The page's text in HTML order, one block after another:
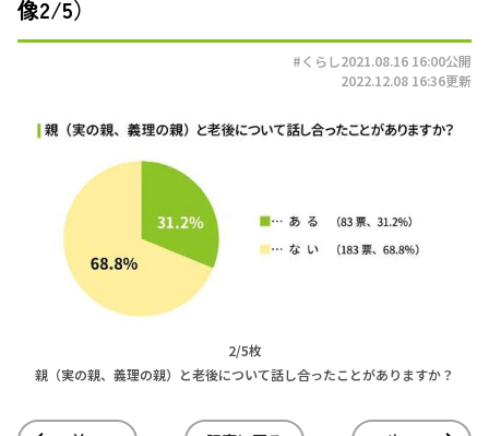
像2/5）
#くらし2021.08.16 16:00公開
2022.12.08 16:36更新
2/5枚
親（実の親、義理の親）と老後について話し合ったことがありますか？